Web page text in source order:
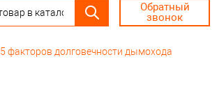
Обратный
звонок
5 факторов долговечности дымохода